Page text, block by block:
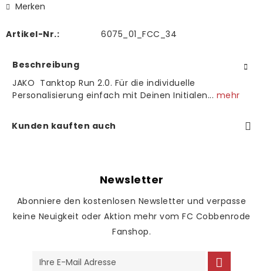
Merken
Artikel-Nr.: 6075_01_FCC_34
Beschreibung
JAKO Tanktop Run 2.0. Für die individuelle
Personalisierung einfach mit Deinen Initialen... mehr
Kunden kauften auch
Newsletter
Abonniere den kostenlosen Newsletter und verpasse
keine Neuigkeit oder Aktion mehr vom FC Cobbenrode
Fanshop.